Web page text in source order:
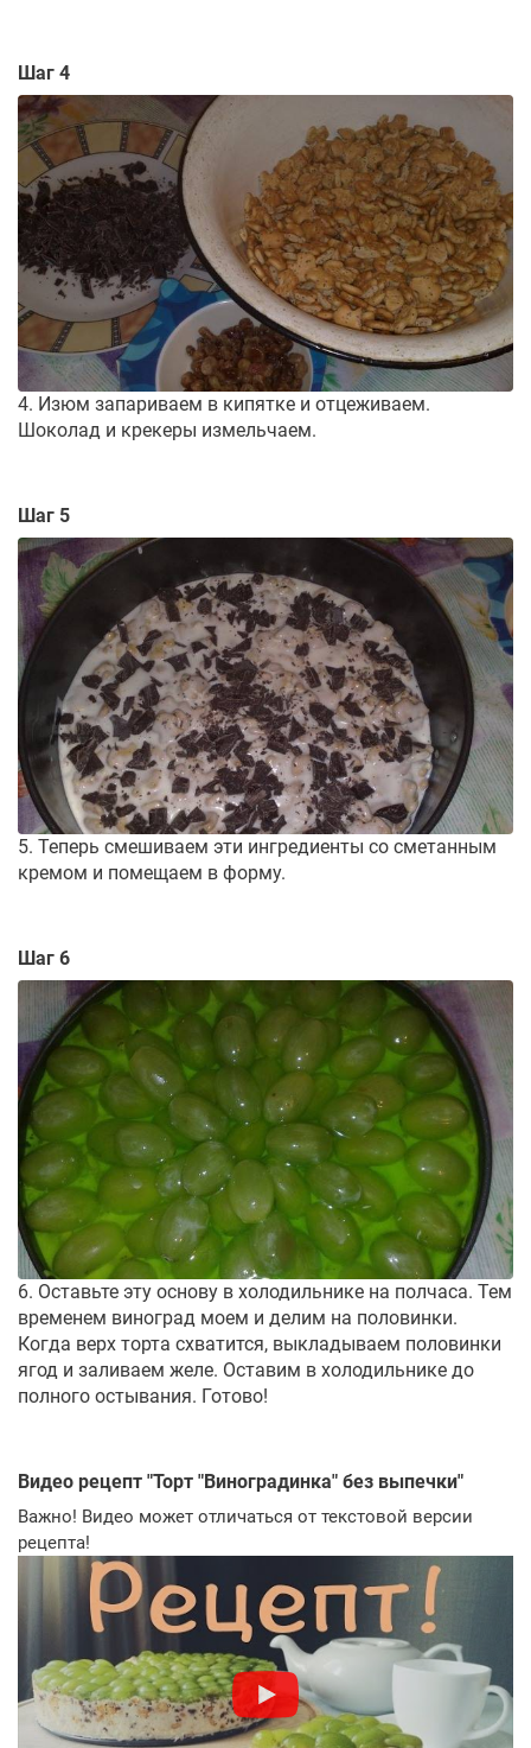
Шаг 4
4. Изюм запариваем в кипятке и отцеживаем.
Шоколад и крекеры измельчаем.
Шаг 5
5. Теперь смешиваем эти ингредиенты со сметанным
кремом и помещаем в форму.
Шаг 6
6. Оставьте эту основу в холодильнике на полчаса. Тем
временем виноград моем и делим на половинки.
Когда верх торта схватится, выкладываем половинки
ягод и заливаем желе. Оставим в холодильнике до
полного остывания. Готово!
Видео рецепт "Торт "Виноградинка" без выпечки"
Важно! Видео может отличаться от текстовой версии
рецепта!